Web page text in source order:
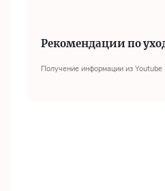
Рекомендации по
Получение информации из Youtube